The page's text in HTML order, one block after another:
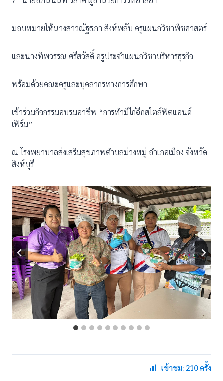
มอบหมายให้นางสาวณัฐธภา สิงห์พลับ ครูแผนกวิชาพืชศาสตร์
และนางทิพวรรณ ศรีสวัสดิ์ ครูประจำแผนกวิชาบริหารธุรกิจ
พร้อมด้วยคณะครูและบุคลากรทางการศึกษา
เข้าร่วมกิจกรรมอบรมอาชีพ “การทำมีไก่ฉีกสไตล์ฟิตแอนด์
เฟิร์ม”
ณ โรงพยาบาลส่งเสริมสุขภาพตำบลม่วงหมู่ อำเภอเมือง จังหวัด
สิงห์บุรี
เข้าชม: 210 ครั้ง